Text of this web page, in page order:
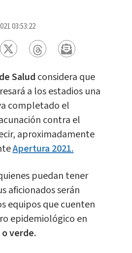
03:53:22
Salud considera que
a los estadios una
completado el
contra el
aproximadamente
Apertura 2021.
puedan tener
aficionados serán
equipos que cuenten
epidemiológico en
verde.